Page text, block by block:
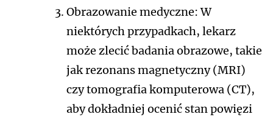
Obrazowanie medyczne: W
niektórych przypadkach, lekarz
może zlecić badania obrazowe, takie
jak rezonans magnetyczny (MRI)
czy tomografia komputerowa (CT),
aby dokładniej ocenić stan powięzi